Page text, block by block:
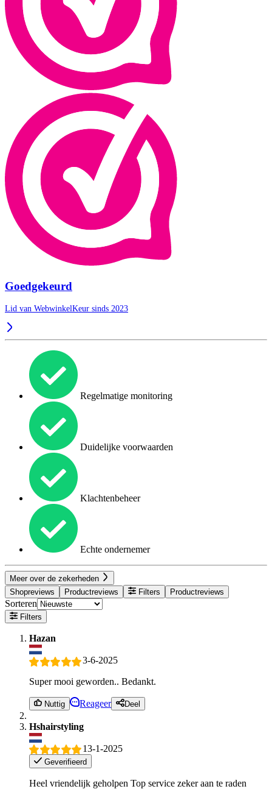
Goedgekeurd
Lid van WebwinkelKeur sinds 2023
Regelmatige monitoring
Duidelijke voorwaarden
Klachtenbeheer
Echte ondernemer
Meer over de zekerheden
Shopreviews
Productreviews Filters Productreviews
Sorteren
Filters
Hazan
3-6-2025
Super mooi geworden.. Bedankt.
Nuttig Reageer Deel
Hshairstyling
13-1-2025
Geverifieerd
Heel vriendelijk geholpen Top service zeker aan te raden